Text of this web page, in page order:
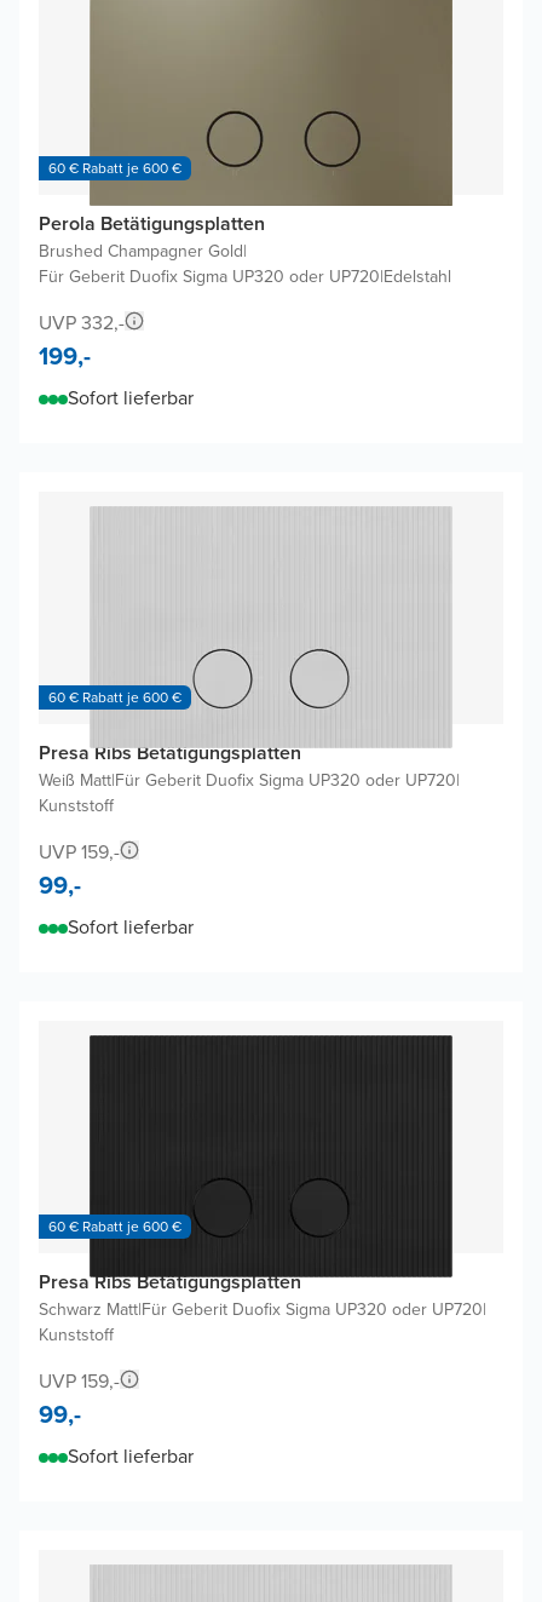
60 € Rabatt je 600 €
Perola Betätigungsplatten
Brushed Champagner Gold|
Für Geberit Duofix Sigma UP320 oder UP720|Edelstahl
UVP 332,-
199,-
Sofort lieferbar
60 € Rabatt je 600 €
Presa Ribs Betätigungsplatten
Weiß Matt|Für Geberit Duofix Sigma UP320 oder UP720|
Kunststoff
UVP 159,-
99,-
Sofort lieferbar
60 € Rabatt je 600 €
Presa Ribs Betätigungsplatten
Schwarz Matt|Für Geberit Duofix Sigma UP320 oder UP720|
Kunststoff
UVP 159,-
99,-
Sofort lieferbar